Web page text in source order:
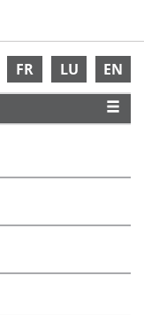
FR LU EN